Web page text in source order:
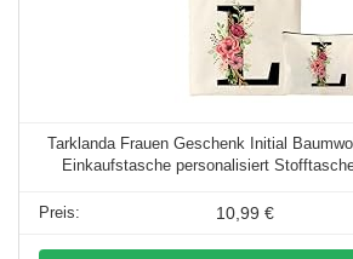
Tarklanda Frauen Geschenk Initial
Einkaufstasche personalisiert
10,99 €